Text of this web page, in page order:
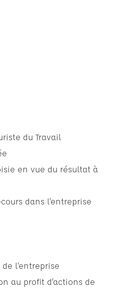
du Travail
en vue du résultat à
dans l’entreprise
l’entreprise
au profit d’actions de